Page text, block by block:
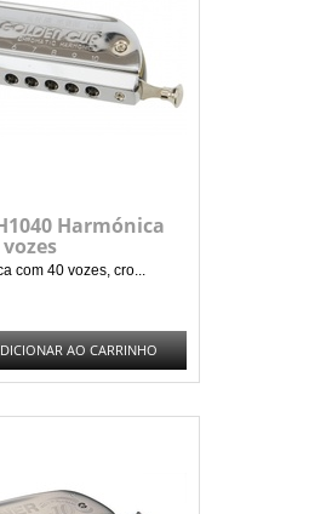
Harmónica
com 40 vozes, cro...
AO CARRINHO